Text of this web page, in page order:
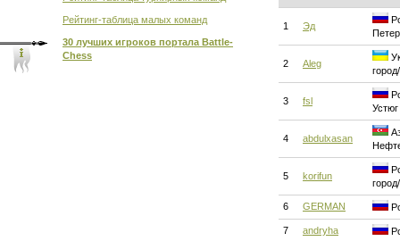
Рейтинг-таблица малых команд
30 лучших игроков портала Battle-
Chess
1 Эд
2 Aleg
3 fsl
Устюг
4 abdulxasan
5 korifun
6 GERMAN
7 andryha